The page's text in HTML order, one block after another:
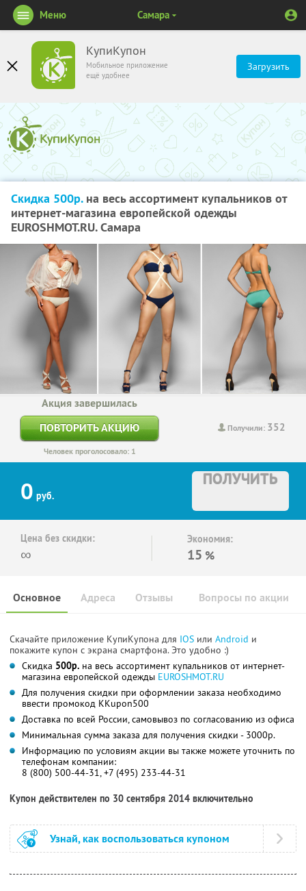
КупиКупон
Мобильное приложение
ещё удобнее
Загрузить
Меню Самара
Скидка 500р.на весь ассортимент купальников от
интернет-магазина европейской одежды
EUROSHMOT.RU. Самара
Получили: 352
Акция завершилась
ПОВТОРИТЬ АКЦИЮ
Человек проголосовало: 1
0 руб.
ПОЛУЧИТЬ
Цена без скидки:
∞
Экономия:
15 %
Основное Отзывы Вопросы по акции
Адреса
Скачайте приложение КупиКупона для IOS или Android и
покажите купон с экрана смартфона. Это удобно :)
Скидка 500р. на весь ассортимент купальников от интернет-
магазина европейской одежды EUROSHMOT.RU
Для получения скидки при оформлении заказа необходимо
ввести промокод KKupon500
Доставка по всей России, самовывоз по согласованию из офиса
Минимальная сумма заказа для получения скидки - 3000р.
Информацию по условиям акции вы также можете уточнить по
телефонам компании:
8 (800) 500-44-31, +7 (495) 233-44-31
Купон действителен по 30 сентября 2014 включительно
Узнай, как воспользоваться купоном